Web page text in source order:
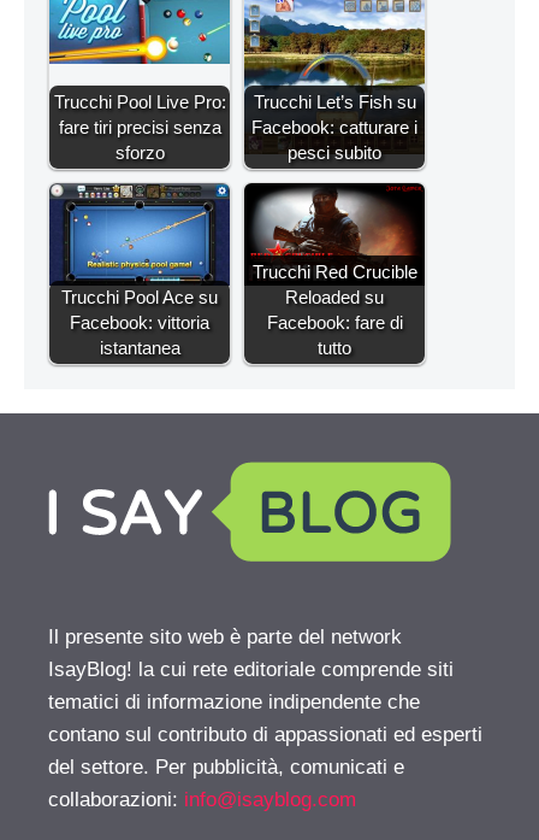
Trucchi Pool Live Pro:
fare tiri precisi senza
sforzo
Trucchi Let’s Fish su
Facebook: catturare i
pesci subito
Trucchi Pool Ace su
Facebook: vittoria
istantanea
Trucchi Red Crucible
Reloaded su
Facebook: fare di
tutto
Il presente sito web è parte del network
IsayBlog! la cui rete editoriale comprende siti
tematici di informazione indipendente che
contano sul contributo di appassionati ed esperti
del settore. Per pubblicità, comunicati e
collaborazioni: info@isayblog.com